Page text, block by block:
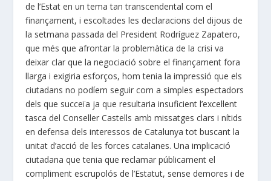
de l’Estat en un tema tan transcendental com el
finançament, i escoltades les declaracions del dijous de
la setmana passada del President Rodríguez Zapatero,
que més que afrontar la problemàtica de la crisi va
deixar clar que la negociació sobre el finançament fora
llarga i exigiria esforços, hom tenia la impressió que els
ciutadans no podíem seguir com a simples espectadors
dels que succeïa ja que resultaria insuficient l’excel·lent
tasca del Conseller Castells amb missatges clars i nítids
en defensa dels interessos de Catalunya tot buscant la
unitat d’acció de les forces catalanes. Una implicació
ciutadana que tenia que reclamar públicament el
compliment escrupolós de l’Estatut, sense demores i de